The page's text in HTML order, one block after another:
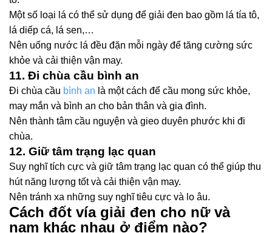
Một số loại lá có thể sử dụng để giải đen bao gồm lá tía tô,
lá diếp cá, lá sen,…
Nên uống nước lá đều đặn mỗi ngày để tăng cường sức
khỏe và cải thiện vận may.
11. Đi chùa cầu bình an
Đi chùa cầu bình an là một cách để cầu mong sức khỏe,
may mắn và bình an cho bản thân và gia đình.
Nên thành tâm cầu nguyện và gieo duyên phước khi đi
chùa.
12. Giữ tâm trạng lạc quan
Suy nghĩ tích cực và giữ tâm trạng lạc quan có thể giúp thu
hút năng lượng tốt và cải thiện vận may.
Nên tránh xa những suy nghĩ tiêu cực và lo âu.
Cách đốt vía giải đen cho nữ và
nam khác nhau ở điểm nào?